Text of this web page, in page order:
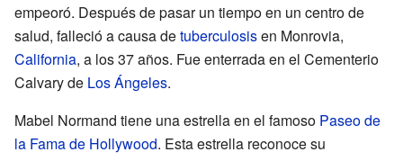
empeoró. Después de pasar un tiempo en un centro de
salud, falleció a causa detuberculosisen Monrovia,
California, a los 37 años. Fue enterrada en el Cementerio
Calvary de Los Ángeles.
Mabel Normand tiene una estrella en el famoso Paseo de
la Fama de Hollywood. Esta estrella reconoce su